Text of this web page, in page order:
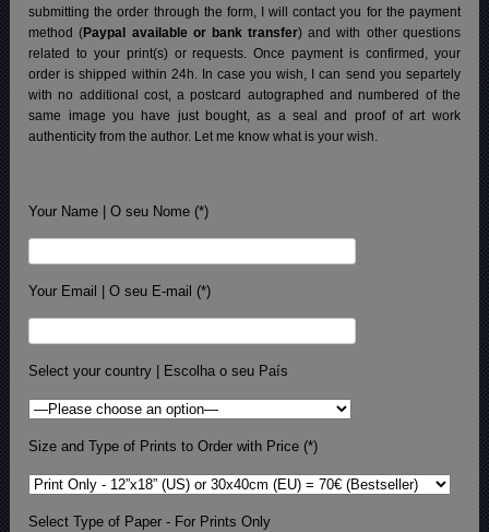
submitting the order through the form, I will contact you for the payment
method (Paypal available or bank transfer) and with other questions
related to your print(s) or requests. Once payment is confirmed, your
order is shipped within 24h. In case you wish, I can send you separtely
with no additional cost, a postcard autographed and numbered of the
same image you have just bought, as a seal and proof of art work
authenticity from the author. Let me know what is your wish.
Your Name | O seu Nome (*)
Your Email | O seu E-mail (*)
Select your country | Escolha o seu País
Size and Type of Prints to Order with Price (*)
Select Type of Paper - For Prints Only